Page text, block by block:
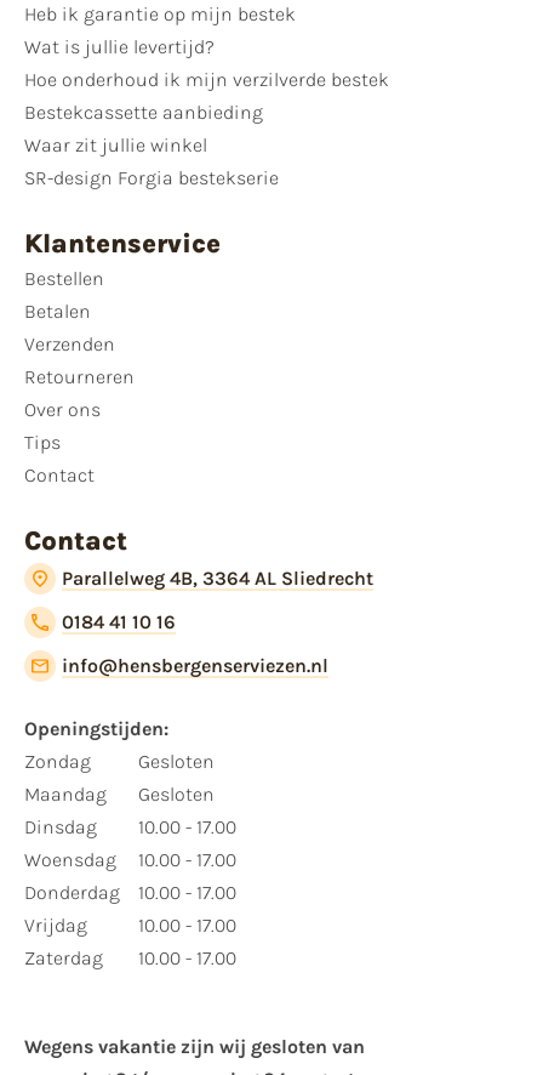
Heb ik garantie op mijn bestek
Wat is jullie levertijd?
Hoe onderhoud ik mijn verzilverde bestek
Bestekcassette aanbieding
Waar zit jullie winkel
SR-design Forgia bestekserie
Klantenservice
Bestellen
Betalen
Verzenden
Retourneren
Over ons
Tips
Contact
Contact
Parallelweg 4B, 3364 AL Sliedrecht
0184 41 10 16
info@hensbergenserviezen.nl
Openingstijden:
Zondag
Maandag
Dinsdag
Woensdag
Donderdag
Vrijdag
Zaterdag
Gesloten
Gesloten
10.00 - 17.00
10.00 - 17.00
10.00 - 17.00
10.00 - 17.00
10.00 - 17.00
Wegens vakantie zijn wij gesloten van ​